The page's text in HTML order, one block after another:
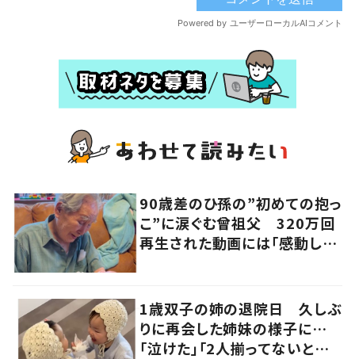
90歳差のひ孫の”初めての抱っ
こ”に涙ぐむ曾祖父 320万回
再生された動画には「感動し
1歳双子の姉の退院日 久しぶ
りに再会した姉妹の様子に…
「泣けた」「2人揃ってないとね」